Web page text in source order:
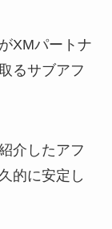
XMパートナ
るサブアフ
介したアフ
的に安定し